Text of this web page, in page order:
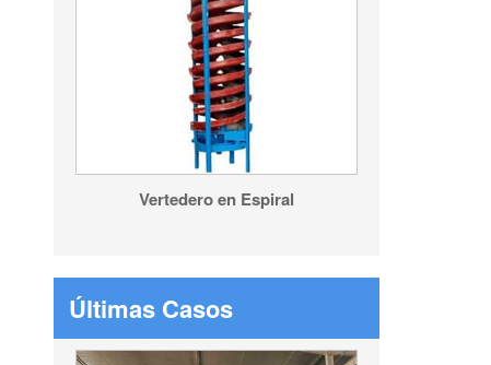
Vertedero en Espiral
Últimas Casos